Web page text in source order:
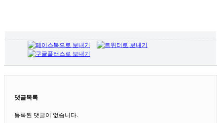
댓글목록
등록된 댓글이 없습니다.